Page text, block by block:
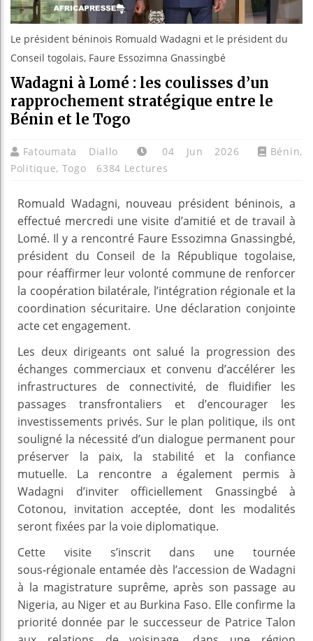
Le président béninois Romuald Wadagni et le président du
Conseil togolais, Faure Essozimna Gnassingbé
Wadagni à Lomé : les coulisses d’un
rapprochement stratégique entre le
Bénin et le Togo
Fatoumata Diallo 04 Jun 2026 Bénin,
Politique, Togo 6384 Lectures
Romuald Wadagni, nouveau président béninois, a
effectué mercredi une visite d’amitié et de travail à
Lomé. Il y a rencontré Faure Essozimna Gnassingbé,
président du Conseil de la République togolaise,
pour réaffirmer leur volonté commune de renforcer
la coopération bilatérale, l’intégration régionale et la
coordination sécuritaire. Une déclaration conjointe
acte cet engagement.
Les deux dirigeants ont salué la progression des
échanges commerciaux et convenu d’accélérer les
infrastructures de connectivité, de fluidifier les
passages transfrontaliers et d’encourager les
investissements privés. Sur le plan politique, ils ont
souligné la nécessité d’un dialogue permanent pour
préserver la paix, la stabilité et la confiance
mutuelle. La rencontre a également permis à
Wadagni d’inviter officiellement Gnassingbé à
Cotonou, invitation acceptée, dont les modalités
seront fixées par la voie diplomatique.
Cette visite s’inscrit dans une tournée
sous‑régionale entamée dès l’accession de Wadagni
à la magistrature suprême, après son passage au
Nigeria, au Niger et au Burkina Faso. Elle confirme la
priorité donnée par le successeur de Patrice Talon